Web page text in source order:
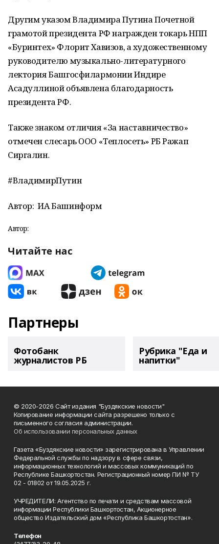
Другим указом Владимира Путина Почетной
грамотой президента РФ награжден токарь НПП
«Буринтех» Флорит Хавизов, а художественному
руководителю музыкально-литературного
лектория Башгосфилармонии Индире
Асадуллиной объявлена благодарность
президента РФ.
Также знаком отличия «За наставничество»
отмечен слесарь ООО «Теплосеть» РБ Ражап
Сиргалин.
#ВладимирПутин
Автор: ИА Башинформ
Автор:
Читайте нас
Партнеры
Фотобанк
журналистов РБ
Рубрика "Еда и
напитки"
© 2020-2026 Сайт издания "Буздякские новости"
Копирование информации сайта разрешено только с
письменного согласия администрации.
Об использовании персональных данных
Газета «Буздякские новости» зарегистрирована в Управлении
Федеральной службы по надзору в сфере связи,
информационных технологий и массовых коммуникаций по
Республике Башкортостан. Регистрационный номер ПИ № ТУ
02 - 01802 от 19.05.2025 г.
УЧРЕДИТЕЛИ: Агентство по печати и средствам массовой
информации Республики Башкортостан, Акционерное
общество Издательский дом «Республика Башкортостан».
Телефон